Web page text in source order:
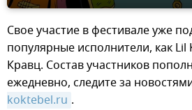
Свое участие в фестивале уже
популярные исполнители, как Lil
Кравц. Состав участников
ежедневно, следите за
koktebel.ru .